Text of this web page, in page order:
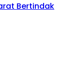
Bertindak